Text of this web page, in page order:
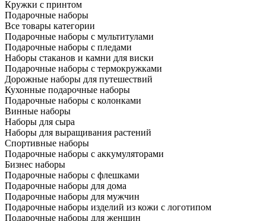
Кружки с принтом
Подарочные наборы
Все товары категории
Подарочные наборы с мультитулами
Подарочные наборы с пледами
Наборы стаканов и камни для виски
Подарочные наборы с термокружками
Дорожные наборы для путешествий
Кухонные подарочные наборы
Подарочные наборы с колонками
Винные наборы
Наборы для сыра
Наборы для выращивания растений
Спортивные наборы
Подарочные наборы с аккумуляторами
Бизнес наборы
Подарочные наборы с флешками
Подарочные наборы для дома
Подарочные наборы для мужчин
Подарочные наборы изделий из кожи с логотипом
Подарочные наборы для женщин